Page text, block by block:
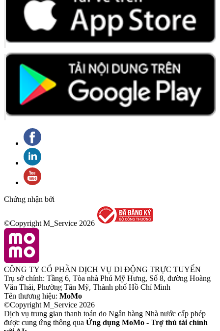
Chứng nhận bởi
©Copyright M_Service 2026
CÔNG TY CỔ PHẦN DỊCH VỤ DI ĐỘNG TRỰC TUYẾN
Trụ sở chính: Tầng 6, Tòa nhà Phú Mỹ Hưng, Số 8, đường Hoàng
Văn Thái, Phường Tân Mỹ, Thành phố Hồ Chí Minh
Tên thương hiệu: MoMo
©Copyright M_Service 2026
Dịch vụ trung gian thanh toán do Ngân hàng Nhà nước cấp phép
được cung ứng thông qua Ứng dụng MoMo - Trợ thủ tài chính